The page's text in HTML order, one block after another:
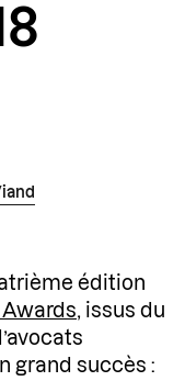
édition
Awards , issus du
grand succès :